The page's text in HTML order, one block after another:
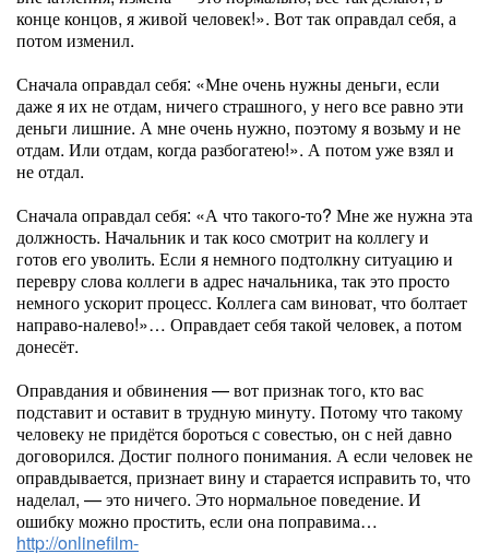
конце концов, я живой человек!». Вот так оправдал себя, а
потом изменил.
Сначала оправдал себя: «Мне очень нужны деньги, если
даже я их не отдам, ничего страшного, у него все равно эти
деньги лишние. А мне очень нужно, поэтому я возьму и не
отдам. Или отдам, когда разбогатею!». А потом уже взял и
не отдал.
Сначала оправдал себя: «А что такого-то? Мне же нужна эта
должность. Начальник и так косо смотрит на коллегу и
готов его уволить. Если я немного подтолкну ситуацию и
перевру слова коллеги в адрес начальника, так это просто
немного ускорит процесс. Коллега сам виноват, что болтает
направо-налево!»… Оправдает себя такой человек, а потом
донесёт.
Оправдания и обвинения — вот признак того, кто вас
подставит и оставит в трудную минуту. Потому что такому
человеку не придётся бороться с совестью, он с ней давно
договорился. Достиг полного понимания. А если человек не
оправдывается, признает вину и старается исправить то, что
наделал, — это ничего. Это нормальное поведение. И
ошибку можно простить, если она поправима…
http://onlinefilm-